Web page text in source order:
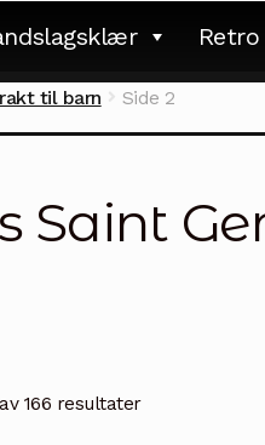
til barn Side 2
Saint
166 resultater